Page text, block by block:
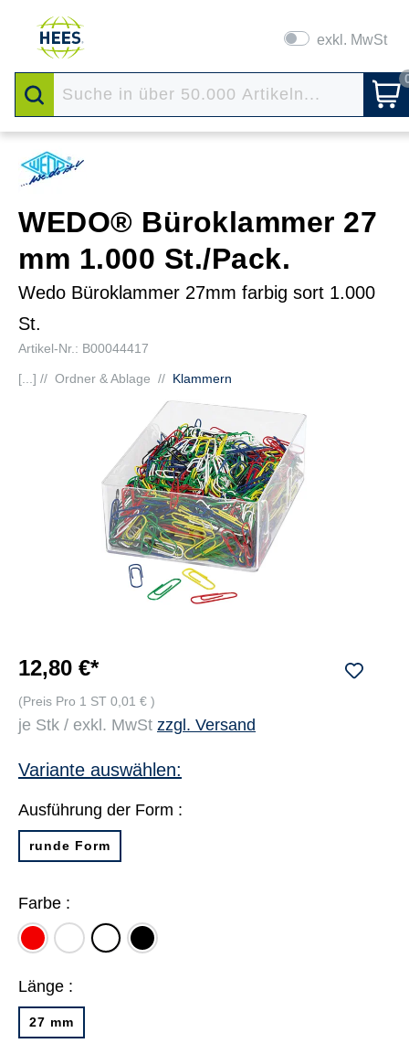
exkl. MwSt
WEDO® Büroklammer 27
mm 1.000 St./Pack.
Wedo Büroklammer 27mm farbig sort 1.000
St.
Artikel-Nr.: B00044417
[...] // Ordner & Ablage // Klammern
12,80 €*
(Preis Pro 1 ST 0,01 € )
je Stk / exkl. MwSt zzgl. Versand
Variante auswählen:
Ausführung der Form :
runde Form
Farbe :
rot weiß
farbig
sortiert
schwarz
Länge :
27 mm